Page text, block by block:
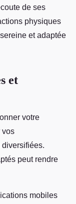
de ses
physiques
et adaptée
et
votre
vos
peut rendre
mobiles